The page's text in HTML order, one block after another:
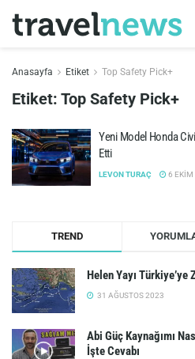
Anasayfa Etiket Top Safety Pick+
Etiket: Top Safety Pick+
Yeni Model Honda
Etti
LEVON TURAÇ 6 EKIM
TREND
Helen Yayı Türkiye’ye
31 AĞUSTOS 2023
Abi Güç Kaynağımı
İşte Cevabı